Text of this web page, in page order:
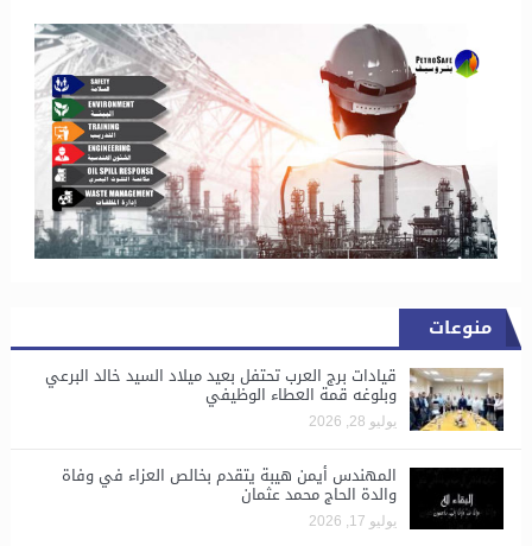
منوعات
قيادات برج العرب تحتفل بعيد ميلاد السيد خالد البرعي
وبلوغه قمة العطاء الوظيفي
يوليو 28, 2026
المهندس أيمن هيبة يتقدم بخالص العزاء في وفاة
والدة الحاج محمد عثمان
يوليو 17, 2026